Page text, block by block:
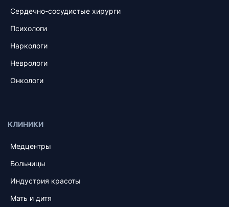
Сердечно-сосудистые хирурги
Психологи
Наркологи
Неврологи
Онкологи
КЛИНИКИ
Медцентры
Больницы
Индустрия красоты
Мать и дитя